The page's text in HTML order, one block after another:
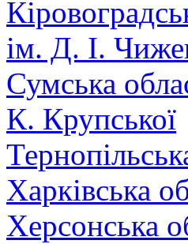
ім. Д. І.
Сумська
К. Крупської
Харківська
Херсонська